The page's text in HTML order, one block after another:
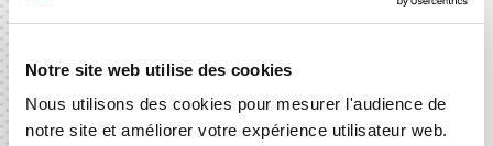
Notre site web utilise des cookies
Nous utilisons des cookies pour mesurer l'audience de
notre site et améliorer votre expérience utilisateur web.
Pensado à medida das
suas necessidades